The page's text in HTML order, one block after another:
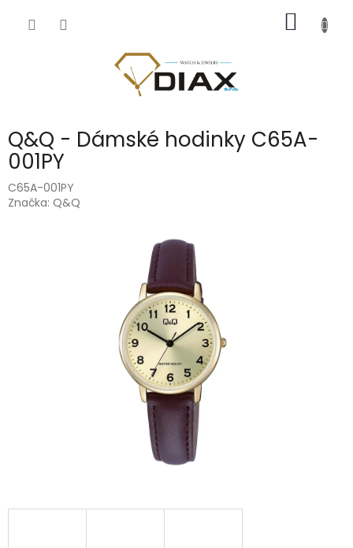
KOŠÍK
Q&Q - Dámské hodinky C65A-
001PY
C65A-001PY
Značka: Q&Q